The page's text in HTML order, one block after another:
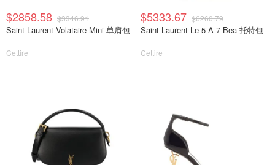
$2858.58 $3346.91
Saint Laurent Volataire Mini 单肩包
Cettire
$5333.67 $6260.79
Saint Laurent Le 5 A 7 Bea 托特包
Cettire